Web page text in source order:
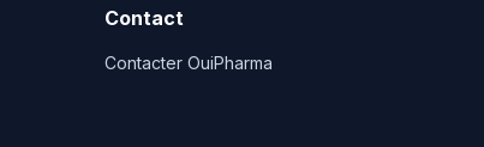
Contact
Contacter OuiPharma